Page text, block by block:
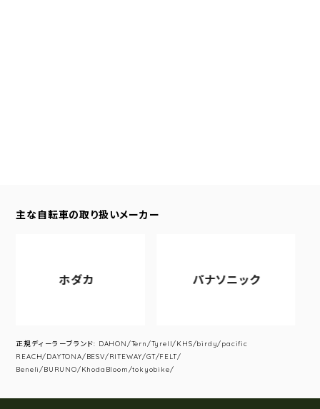
主な自転車の取り扱いメーカー
ホダカ パナソニック
正規ディーラーブランド: DAHON/Tern/Tyrell/KHS/birdy/pacific
REACH/DAYTONA/BESV/RITEWAY/GT/FELT/
Beneli/BURUNO/KhodaBloom/tokyobike/